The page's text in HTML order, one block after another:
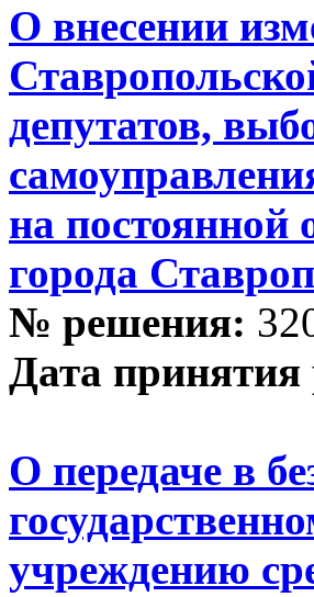
О внесении
депутатов,
на
города
№ решения:
Дата
О передаче в
учреждению